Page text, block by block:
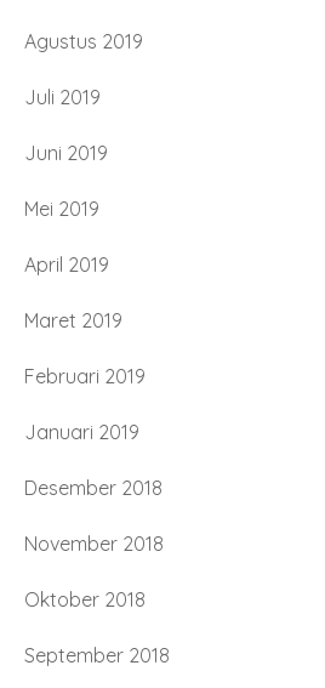
Agustus 2019
Juli 2019
Juni 2019
Mei 2019
April 2019
Maret 2019
Februari 2019
Januari 2019
Desember 2018
November 2018
Oktober 2018
September 2018